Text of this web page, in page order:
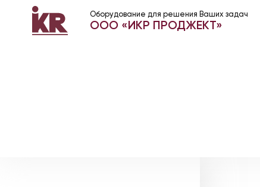
Оборудование для решения Ваших задач
ООО «ИКР ПРОДЖЕКТ»